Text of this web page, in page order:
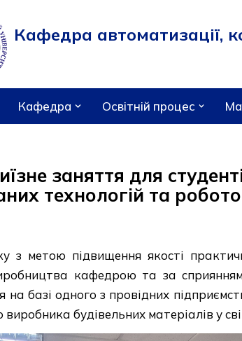
Кафедра автоматизації,
Кафедра Освітній процес
заняття для
технологій та
з метою підвищення якості
кафедрою та за
на базі одного з провідних
будівельних матеріалів у